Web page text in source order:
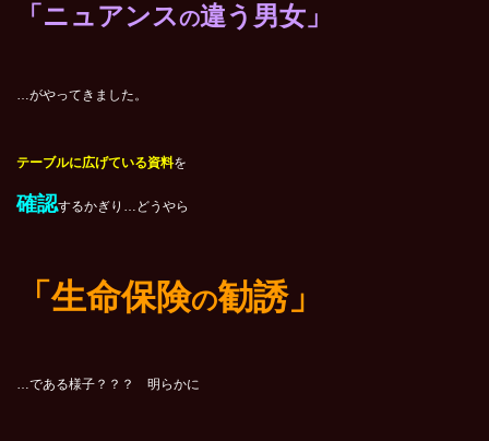
「ニュアンスの違う男女」
…がやってきました。
テーブルに広げている資料を
確認するかぎり…どうやら
「生命保険の勧誘」
…である様子？？？ 明らかに